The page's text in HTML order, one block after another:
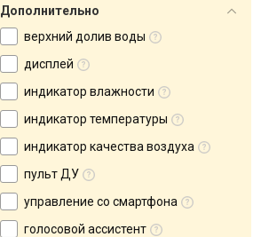
Дополнительно
верхний долив воды
дисплей
индикатор влажности
индикатор температуры
индикатор качества воздуха
пульт ДУ
управление со смартфона
голосовой ассистент